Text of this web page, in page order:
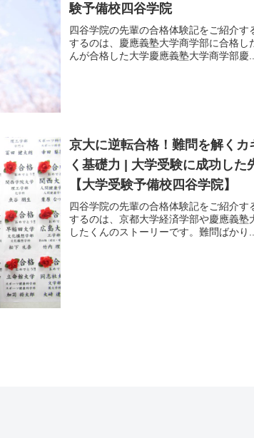
験予備校四谷学院
四谷学院の先輩の合格体験記をご紹介す
するのは、慶應義塾大学商学部に合格し
んが合格した大学慶應義塾大学商学部慶...
京大に逆転合格！難問を解く
く基礎力 | 大学受験に成功した
【大学受験予備校四谷学院】
四谷学院の先輩の合格体験記をご紹介す
するのは、京都大学経済学部や慶應義塾
したくんのストーリーです。難問ばかり